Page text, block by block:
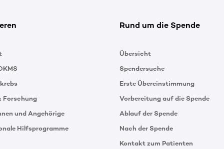
Forschung
und Angehörige
Hilfsprogramme
Rund um die Spende
Übersicht
Spendersuche
Erste Übereinstimmung
Vorbereitung auf die Spende
Ablauf der Spende
Nach der Spende
Kontakt zum Patienten